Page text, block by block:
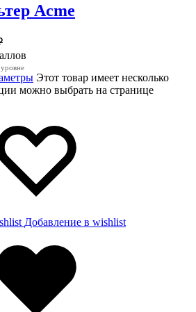
Acme
Этот товар имеет несколько
можно выбрать на странице
Добавление в wishlist